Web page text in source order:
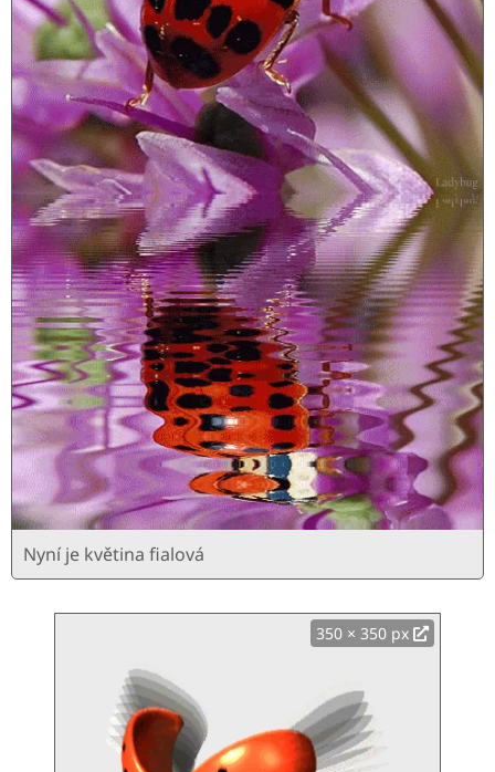
Nyní je květina fialová
350 × 350 px